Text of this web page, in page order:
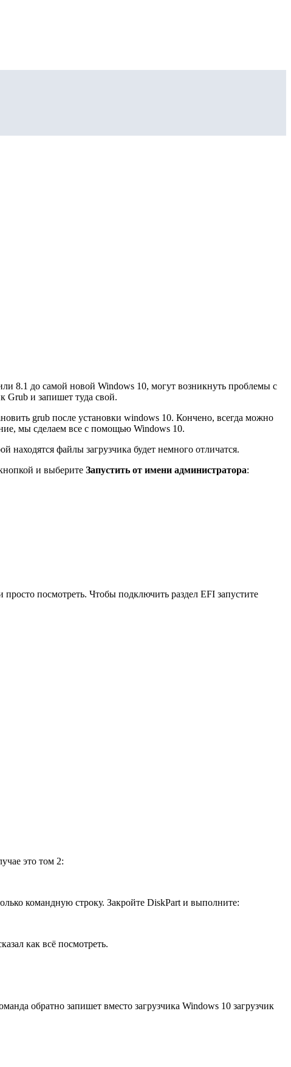
8.1 до самой новой Windows 10, могут возникнуть проблемы с
Grub и запишет туда свой.
grub после установки windows 10. Кончено, всегда можно
мы сделаем все с помощью Windows 10.
находятся файлы загрузчика будет немного отличатся.
и выберите Запустить от имени администратора:
посмотреть. Чтобы подключить раздел EFI запустите
это том 2:
командную строку. Закройте DiskPart и выполните:
как всё посмотреть.
обратно запишет вместо загрузчика Windows 10 загрузчик